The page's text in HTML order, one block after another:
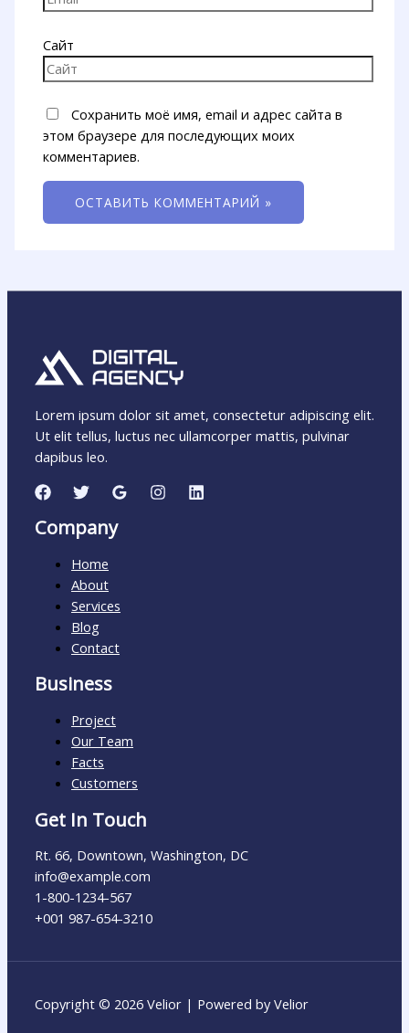
Сайт
Сохранить моё имя, email и адрес сайта в
этом браузере для последующих моих
комментариев.
Lorem ipsum dolor sit amet, consectetur adipiscing elit.
Ut elit tellus, luctus nec ullamcorper mattis, pulvinar
dapibus leo.
Company
Home
About
Services
Blog
Contact
Business
Project
Our Team
Facts
Customers
Get In Touch
Rt. 66, Downtown, Washington, DC
info@example.com​
1-800-1234-567
+001 987-654-3210
Copyright © 2026 Velior | Powered by Velior